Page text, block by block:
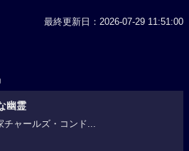
最終更新日：2026-07-29 11:51:00
幽霊
チャールズ・コンド...